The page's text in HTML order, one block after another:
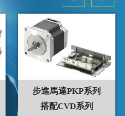
步進馬達PKP系列
搭配CVD系列